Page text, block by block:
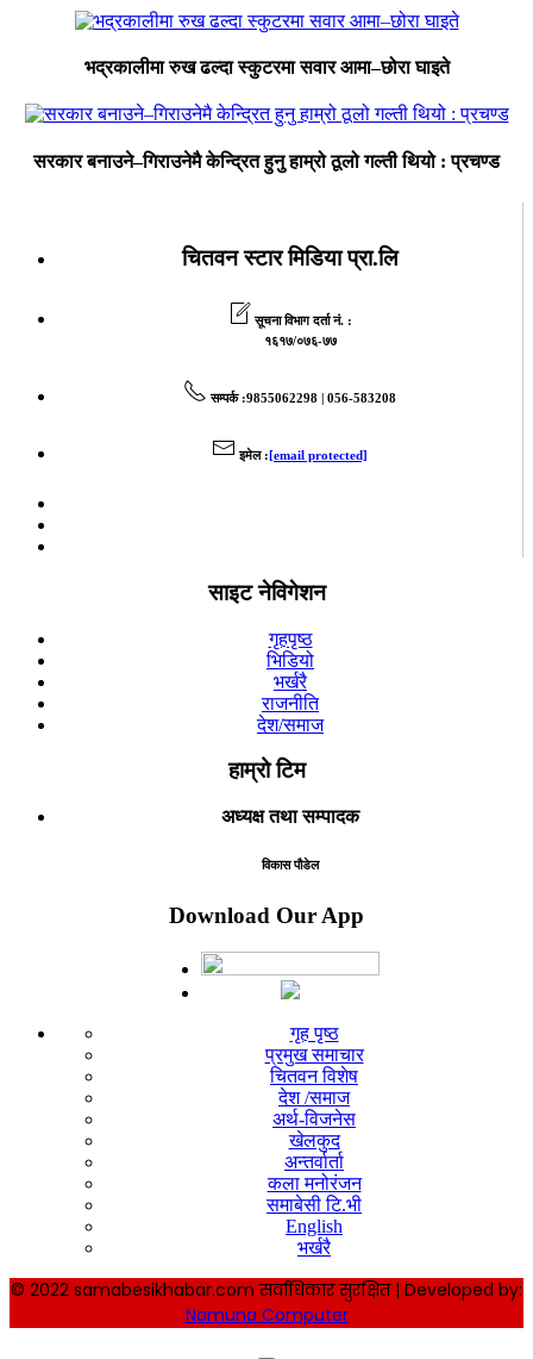
भद्रकालीमा रुख ढल्दा स्कुटरमा सवार आमा–छोरा घाइते
सरकार बनाउने–गिराउनेमै केन्द्रित हुनु हाम्रो ठूलो गल्ती थियो : प्रचण्ड
चितवन स्टार मिडिया प्रा.लि
सूचना विभाग दर्ता नं. :
१६१७/०७६-७७
सम्पर्क:9855062298 | 056-583208
इमेल: [email protected]
साइट नेविगेशन
गृहपृष्ठ
भिडियो
भर्खरै
राजनीति
देश/समाज
हाम्रो टिम
अध्यक्ष तथा सम्पादक
विकास पौडेल
Download Our App
गृह पृष्ठ
प्रमुख समाचार
चितवन विशेष
देश /समाज
अर्थ-विजनेस
खेलकुद
अन्तर्वार्ता
कला मनोरंजन
समाबेसी टि.भी
English
भर्खरै
© 2022 samabesikhabar.com सर्वाधिकार सुरक्षित | Developed by:
Namuna Computer